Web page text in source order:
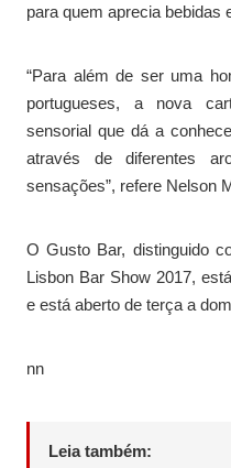
para quem aprecia bebidas
“Para além de ser uma
portugueses, a nova
sensorial que dá a
através de diferentes
sensações”, refere Nelson
O Gusto Bar, distinguido
Lisbon Bar Show 2017,
e está aberto de terça a
nn
Leia também: